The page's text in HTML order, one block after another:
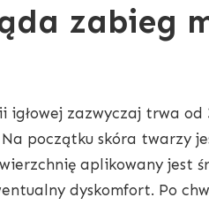
zabieg
igłowej zazwyczaj trwa
początku skóra twarzy
aplikowany jest
dyskomfort. Po